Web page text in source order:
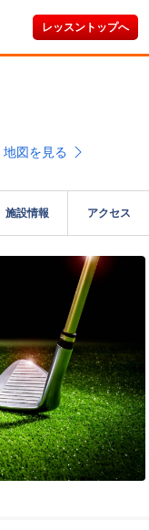
レッスントップへ
地図を見る
施設情報 アクセス